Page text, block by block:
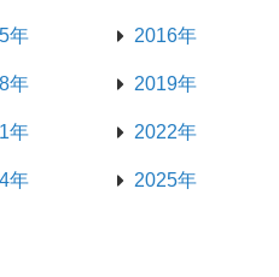
年 2016年
年 2019年
年 2022年
年 2025年